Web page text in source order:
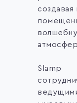
создавая
Slamp